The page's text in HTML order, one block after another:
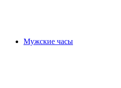
Мужские часы